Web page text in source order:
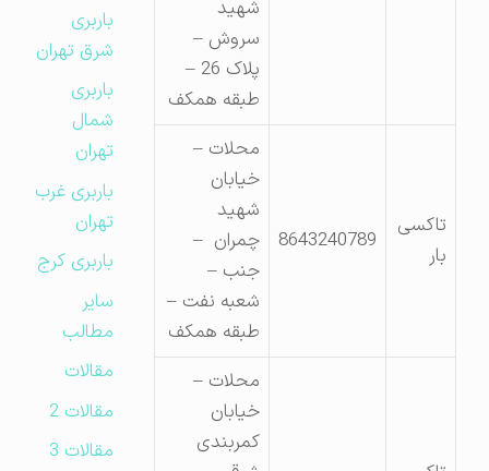
شهید
سروش –
پلاک 26 –
طبقه همکف
تاکسی
8643240789
محلات –
خیابان
شهید
چمران –
جنب –
شعبه نفت –
طبقه همکف
محلات –
خیابان
کمربندی
باربری
شرق تهران
باربری
شمال
تهران
باربری غرب
تهران
باربری کرج
مطالب
مقالات
مقالات 2
مقالات 3